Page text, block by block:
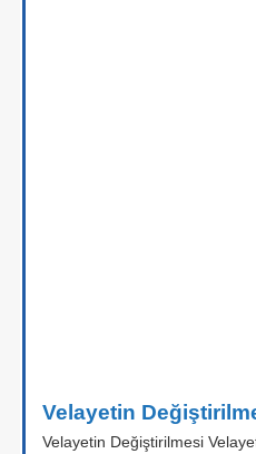
Velayetin
Velayetin Değiştirilmesi